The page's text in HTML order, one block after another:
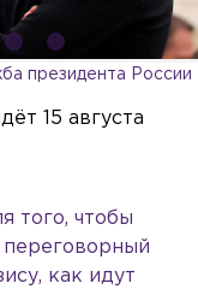
президента России
15 августа
того, чтобы
как идут